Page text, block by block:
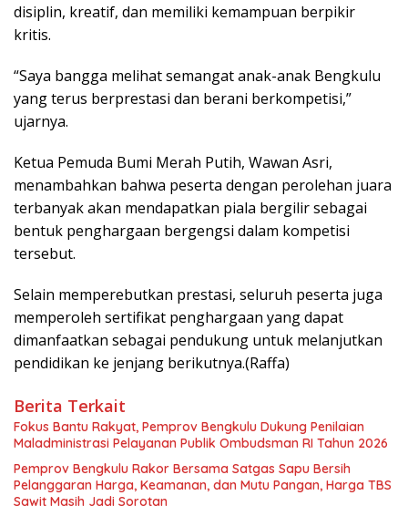
disiplin, kreatif, dan memiliki kemampuan berpikir
kritis.
“Saya bangga melihat semangat anak-anak Bengkulu
yang terus berprestasi dan berani berkompetisi,”
ujarnya.
Ketua Pemuda Bumi Merah Putih, Wawan Asri,
menambahkan bahwa peserta dengan perolehan juara
terbanyak akan mendapatkan piala bergilir sebagai
bentuk penghargaan bergengsi dalam kompetisi
tersebut.
Selain memperebutkan prestasi, seluruh peserta juga
memperoleh sertifikat penghargaan yang dapat
dimanfaatkan sebagai pendukung untuk melanjutkan
pendidikan ke jenjang berikutnya.(Raffa)
Berita Terkait
Fokus Bantu Rakyat, Pemprov Bengkulu Dukung Penilaian
Maladministrasi Pelayanan Publik Ombudsman RI Tahun 2026
Pemprov Bengkulu Rakor Bersama Satgas Sapu Bersih
Pelanggaran Harga, Keamanan, dan Mutu Pangan, Harga TBS
Sawit Masih Jadi Sorotan